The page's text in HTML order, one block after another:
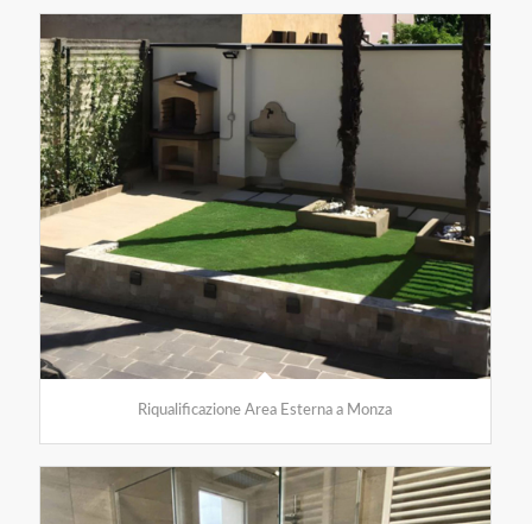
Riqualificazione Area Esterna a Monza